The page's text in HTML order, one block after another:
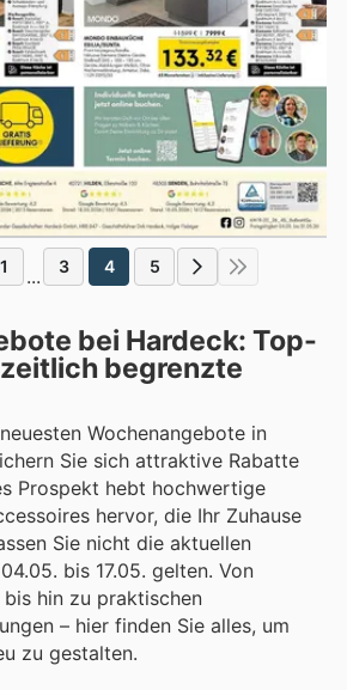
1 ... 3 4 5
bei Hardeck: Top-
begrenzte
Wochenangebote in
Sie sich attraktive Rabatte
Prospekt hebt hochwertige
hervor, die Ihr Zuhause
Sie nicht die aktuellen
bis 17.05. gelten. Von
hin zu praktischen
– hier finden Sie alles, um
zu gestalten.